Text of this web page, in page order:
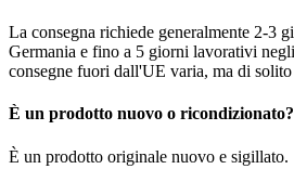
La consegna richiede generalmente 2-3
Germania e fino a 5 giorni lavorativi
consegne fuori dall'UE varia, ma di
È un prodotto nuovo o ricondizionato?
È un prodotto originale nuovo e sigillato.